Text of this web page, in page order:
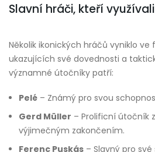
Slavní hráči, kteří
Několik ikonických hráčů vyniklo
ukazujících své dovednosti a
významné útočníky patří:
Pelé – Známý pro svou
Gerd Müller – Prolificní útočník
výjimečným zakončením.
Ferenc Puskás – Slavný pro